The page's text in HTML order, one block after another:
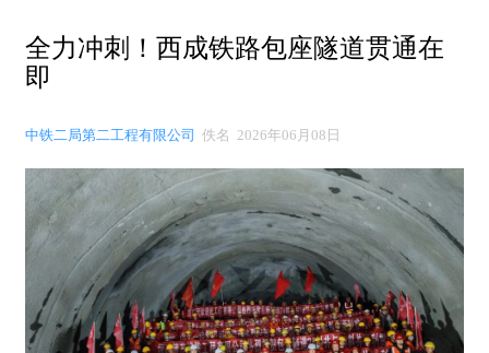
全力冲刺！西成铁路包座隧道贯通在
即
中铁二局第二工程有限公司 佚名 2026年06月08日